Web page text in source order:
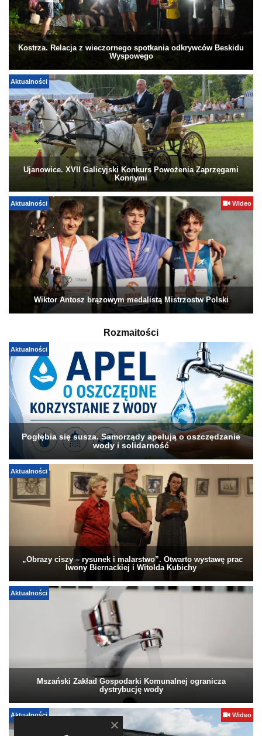
Kostrza. Relacja z wieczornego spotkania odkrywców Beskidu
Wyspowego
Aktualności
Ujanowice. XVII Galicyjski Konkurs Powożenia Zaprzęgami
Konnymi
Aktualności Wideo
Wiktor Antosz brązowym medalistą Mistrzostw Polski
Rozmaitości
Aktualności
Pogłębia się susza. Samorządy apelują o oszczędzanie
wody i solidarność
Aktualności
„Obrazy ciszy – rysunek i malarstwo”. Otwarto wystawę prac
Iwony Biernackiej i Witolda Kubichy
Aktualności
Mszański Zakład Gospodarki Komunalnej ogranicza
dystrybucję wody
Aktualności Wideo